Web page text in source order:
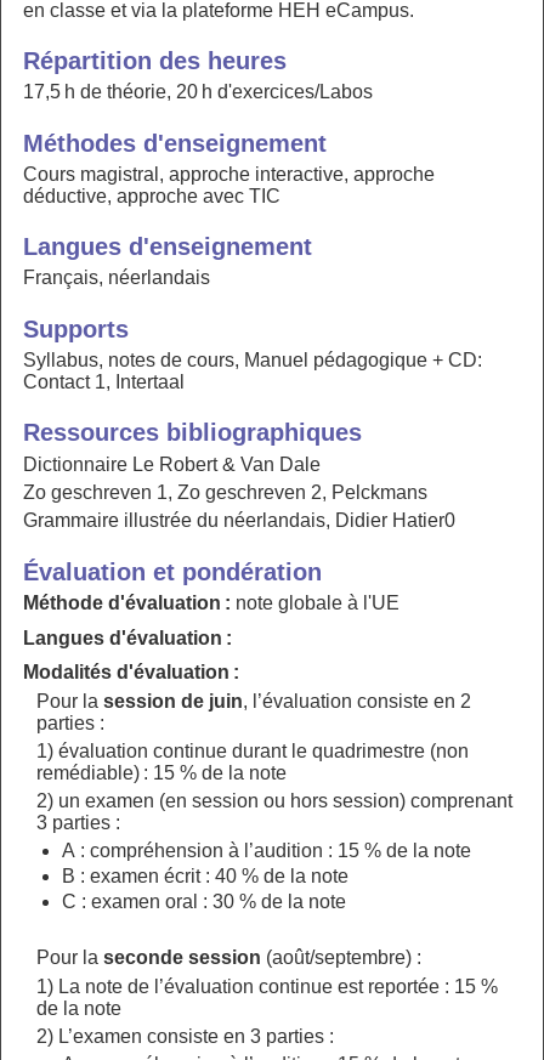
en classe et via la plateforme HEH eCampus.
Répartition des heures
17,5 h de théorie, 20 h d'exercices/Labos
Méthodes d'enseignement
Cours magistral, approche interactive, approche
déductive, approche avec TIC
Langues d'enseignement
Français, néerlandais
Supports
Syllabus, notes de cours, Manuel pédagogique + CD:
Contact 1, Intertaal
Ressources bibliographiques
Dictionnaire Le Robert & Van Dale
Zo geschreven 1, Zo geschreven 2, Pelckmans
Grammaire illustrée du néerlandais, Didier Hatier0
Évaluation et pondération
Méthode d'évaluation : note globale à l'UE
Langues d'évaluation :
Modalités d'évaluation :
Pour la session de juin, l’évaluation consiste en 2
parties :
1) évaluation continue durant le quadrimestre (non
remédiable) : 15 % de la note
2) un examen (en session ou hors session) comprenant
3 parties :
A : compréhension à l’audition : 15 % de la note
B : examen écrit : 40 % de la note
C : examen oral : 30 % de la note
Pour la seconde session (août/septembre) :
1) La note de l’évaluation continue est reportée : 15 %
de la note
2) L’examen consiste en 3 parties :